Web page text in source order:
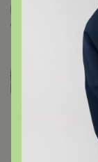
руки все 20, ?
было